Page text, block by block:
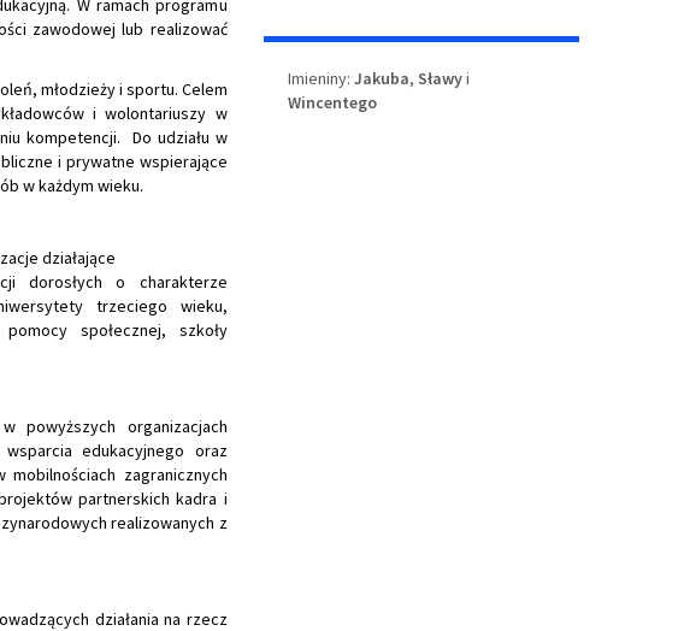
W ramach programu
zawodowej lub realizować
młodzieży i sportu. Celem
i wolontariuszy w
kompetencji. Do udziału w
i prywatne wspierające
w każdym wieku.
działające
dorosłych o charakterze
trzeciego wieku,
społecznej, szkoły
powyższych organizacjach
edukacyjnego oraz
zagranicznych
partnerskich kadra i
realizowanych z
działania na rzecz
Imieniny
Imieniny: Jakuba, Sławyi
Wincentego